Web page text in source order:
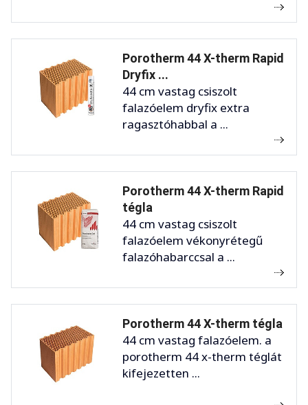
Porotherm 44 X-therm Rapid
Dryfix ...
44 cm vastag csiszolt
falazóelem dryfix extra
ragasztóhabbal a ...
Porotherm 44 X-therm Rapid
tégla
44 cm vastag csiszolt
falazóelem vékonyrétegű
falazóhabarccsal a ...
Porotherm 44 X-therm tégla
44 cm vastag falazóelem. a
porotherm 44 x-therm téglát
kifejezetten ...